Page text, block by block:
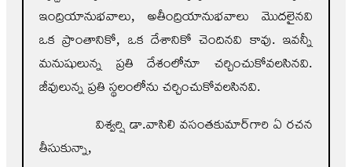
ఇంద్రియానుభవాలు, అతీంద్రియానుభవాలు మొదలైనవి
ఒక ప్రాంతానికో, ఒక దేశానికో చెందినవి కావు. ఇవన్నీ
మనుషులున్న ప్రతి దేశంలోనూ చర్చించుకోవలసినవి.
జీవులున్న ప్రతి స్థలంలోను చర్చించుకోవలసినవి.
విశ్వర్షి డా.వాసిలి వసంతకుమార్‌గారి ఏ రచన
తీసుకున్నా,